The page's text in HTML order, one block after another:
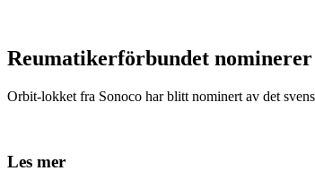
Reumatikerförbundet
Orbit-lokket fra Sonoco har blitt nominert av det
Les mer